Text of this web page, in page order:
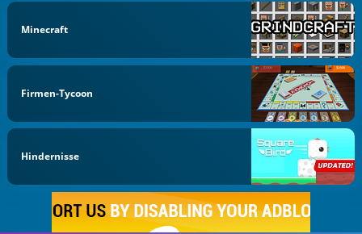
Minecraft
Firmen-Tycoon
Hindernisse